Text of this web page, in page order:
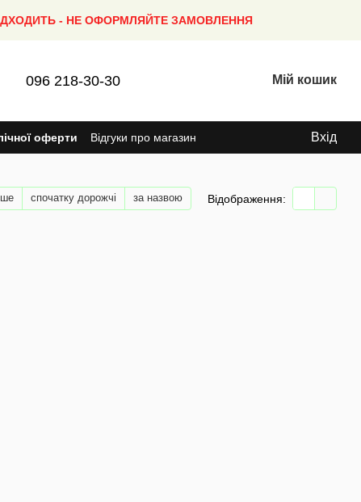
- НЕ ОФОРМЛЯЙТЕ ЗАМОВЛЕННЯ
096 218-30-30 Мій кошик
оферти Відгуки про магазин Вхід
спочатку дорожчі за назвою Відображення: